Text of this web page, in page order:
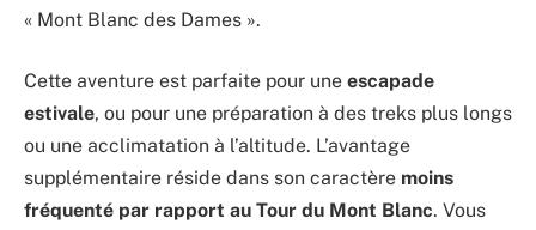
« Mont Blanc des Dames ».
Cette aventure est parfaite pour une escapade
estivale, ou pour une préparation à des treks plus longs
ou une acclimatation à l’altitude. L’avantage
supplémentaire réside dans son caractère moins
fréquenté par rapport au Tour du Mont Blanc. Vous